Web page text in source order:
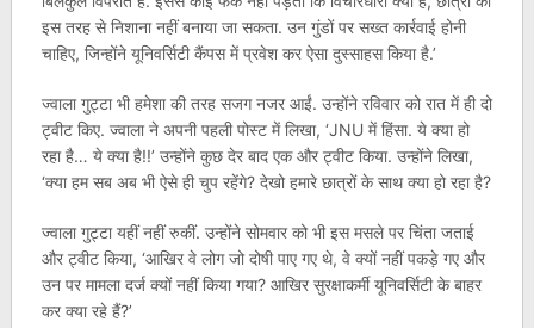
इस तरह से निशाना नहीं बनाया जा सकता. उन गुंडों पर सख्त कार्रवाई होनी
चाहिए, जिन्होंने यूनिवर्सिटी कैंपस में प्रवेश कर ऐसा दुस्साहस किया है.’
ज्वाला गुट्टा भी हमेशा की तरह सजग नजर आईं. उन्होंने रविवार को रात में ही दो
ट्वीट किए. ज्वाला ने अपनी पहली पोस्ट में लिखा, ‘JNU में हिंसा. ये क्या हो
रहा है… ये क्या है!!’ उन्होंने कुछ देर बाद एक और ट्वीट किया. उन्होंने लिखा,
‘क्या हम सब अब भी ऐसे ही चुप रहेंगे? देखो हमारे छात्रों के साथ क्या हो रहा है?
ज्वाला गुट्टा यहीं नहीं रुकीं. उन्होंने सोमवार को भी इस मसले पर चिंता जताई
और ट्वीट किया, ‘आखिर वे लोग जो दोषी पाए गए थे, वे क्यों नहीं पकड़े गए और
उन पर मामला दर्ज क्यों नहीं किया गया? आखिर सुरक्षाकर्मी यूनिवर्सिटी के बाहर
कर क्या रहे हैं?’